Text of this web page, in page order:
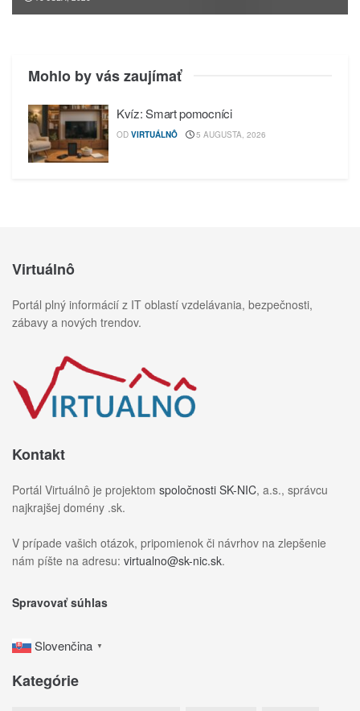
Mohlo by vás zaujímať
Kvíz: Smart pomocníci
OD VIRTUÁLNÔ 5 AUGUSTA, 2026
Virtuálnô
Portál plný informácií z IT oblastí vzdelávania, bezpečnosti,
zábavy a nových trendov.
Kontakt
Portál Virtuálnô je projektom spoločnosti SK-NIC, a.s., správcu
najkrajšej domény .sk.
V prípade vašich otázok, pripomienok či návrhov na zlepšenie
nám píšte na adresu: virtualno@sk-nic.sk.
Spravovať súhlas
Slovenčina ▼
Kategórie